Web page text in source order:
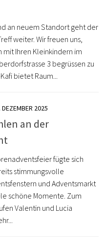
an neuem Standort geht der
weiter. Wir freuen uns,
mit Ihren Kleinkindern im
3 begrüssen zu
bietet Raum...
DEZEMBER 2025
an der
fügte sich
stimmungsvolle
und Adventsmarkt
schöne Momente. Zum
Valentin und Lucia